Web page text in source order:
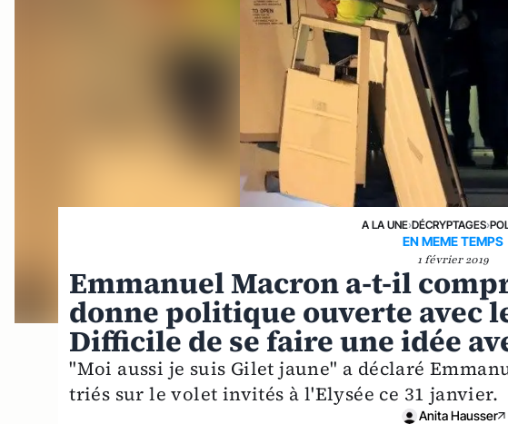
A LA UNE›DÉCRYPTAGES›
EN MEME TEMPS
1 février 2019
Emmanuel Macron a-t-il
donne politique ouverte avec
Difficile de se faire une idée
"Moi aussi je suis Gilet jaune" a déclaré
triés sur le volet invités à l'Elysée ce 31 janvier.
Anita Hausser